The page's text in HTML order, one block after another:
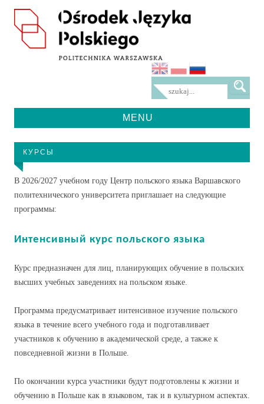
MENU
КУРСЫ
В 2026/2027 учебном году Центр польского языка Варшавского
политехнического университета приглашает на следующие
программы:
Интенсивный курс польского языка
Курс предназначен для лиц, планирующих обучение в польских
высших учебных заведениях на польском языке.
Программа предусматривает интенсивное изучение польского
языка в течение всего учебного года и подготавливает
участников к обучению в академической среде, а также к
повседневной жизни в Польше.
По окончании курса участники будут подготовлены к жизни и
обучению в Польше как в языковом, так и в культурном аспектах.